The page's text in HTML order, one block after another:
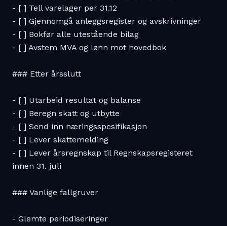
- [ ] Tell varelager per 31.12
- [ ] Gjennomgå anleggsregister og avskrivninger
- [ ] Bokfør alle utestående bilag
- [ ] Avstem MVA og lønn mot hovedbok
### Etter årsslutt
- [ ] Utarbeid resultat og balanse
- [ ] Beregn skatt og utbytte
- [ ] Send inn næringsspesifikasjon
- [ ] Lever skattemelding
- [ ] Lever årsregnskap til Regnskapsregisteret
innen 31. juli
### Vanlige fallgruver
- Glemte periodiseringer